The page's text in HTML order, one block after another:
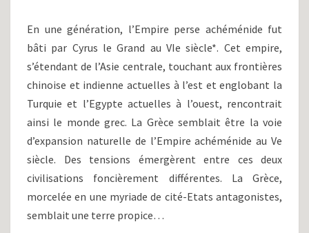
(VE-
IVE
SIÈCLES
AV.
J.C)
En une génération, l’Empire perse achéménide fut
bâti par Cyrus le Grand au VIe siècle*. Cet empire,
s’étendant de l’Asie centrale, touchant aux frontières
chinoise et indienne actuelles à l’est et englobant la
Turquie et l’Egypte actuelles à l’ouest, rencontrait
ainsi le monde grec. La Grèce semblait être la voie
d’expansion naturelle de l’Empire achéménide au Ve
siècle. Des tensions émergèrent entre ces deux
civilisations foncièrement différentes. La Grèce,
morcelée en une myriade de cité-Etats antagonistes,
semblait une terre propice…